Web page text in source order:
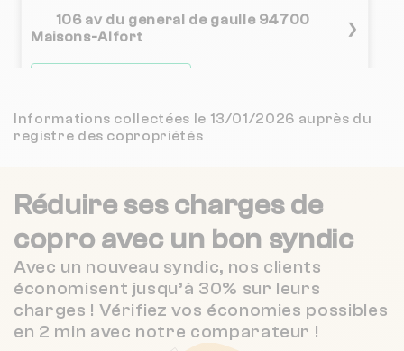
BELLAVITA 3 km
2.2 / 5
(41 avis)
CABINET DUMOULIN 3 km
4.7 / 5
(178 avis)
IMMOBILIERE PARIS SUD EST
2.1 / 5
MICHEL NICOLAS 3 km
4.2 / 5
(144 avis)
SOCIETE DU CABINET JEAN HAMEON 3 km
4 / 5
(174 avis)
106 av du general de gaulle 94700
Maisons-Alfort
❯
Nombre de lots : 12
ALFORTVILLE
Nombre de lots : 21
173 r paul vaillant-couturier 94140
ALFORTVILLE
❯
Informations collectées le 13/01/2026 auprès du
registre des copropriétés
Réduire ses charges de
coproavec un bon syndic
Avec un nouveau syndic, nos clients
économisent jusqu’à 30% sur leurs
charges ! Vérifiez vos économies possibles
en 2 min avec notre comparateur !